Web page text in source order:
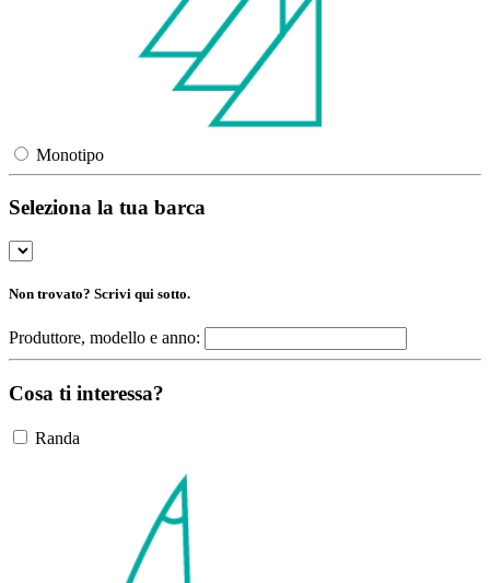
Monotipo
Seleziona la tua barca
Non trovato? Scrivi qui sotto.
Produttore, modello e anno:
Cosa ti interessa?
Randa